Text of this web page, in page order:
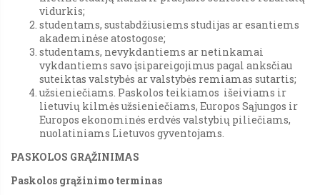
vidurkis;
studentams, sustabdžiusiems studijas ar esantiems
akademinėse atostogose;
studentams, nevykdantiems ar netinkamai
vykdantiems savo įsipareigojimus pagal anksčiau
suteiktas valstybės ar valstybės remiamas sutartis;
užsieniečiams. Paskolos teikiamos išeiviams ir
lietuvių kilmės užsieniečiams, Europos Sąjungos ir
Europos ekonominės erdvės valstybių piliečiams,
nuolatiniams Lietuvos gyventojams.
PASKOLOS GRĄŽINIMAS
Paskolos grąžinimo terminas